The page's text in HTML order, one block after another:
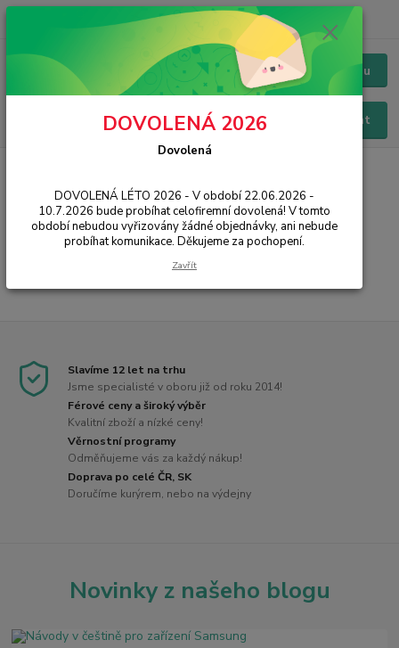
Menu
Hledat
Chat / Online podpora - 24/7
Přípojné
Slavíme 12 let na trhu
Jsme specialisté v oboru již od roku 2014!
Férové ceny a široký výběr
Kvalitní zboží a nízké ceny!
Věrnostní programy
Odměňujeme vás za každý nákup!
Doprava po celé ČR, SK
Doručíme kurýrem, nebo na výdejny
Novinky z našeho blogu
DOVOLENÁ 2026
Dovolená
DOVOLENÁ LÉTO 2026 - V období 22.06.2026 -
10.7.2026 bude probíhat celofiremní dovolená! V tomto
období nebudou vyřizovány žádné objednávky, ani nebude
probíhat komunikace. Děkujeme za pochopení.
Zavřít